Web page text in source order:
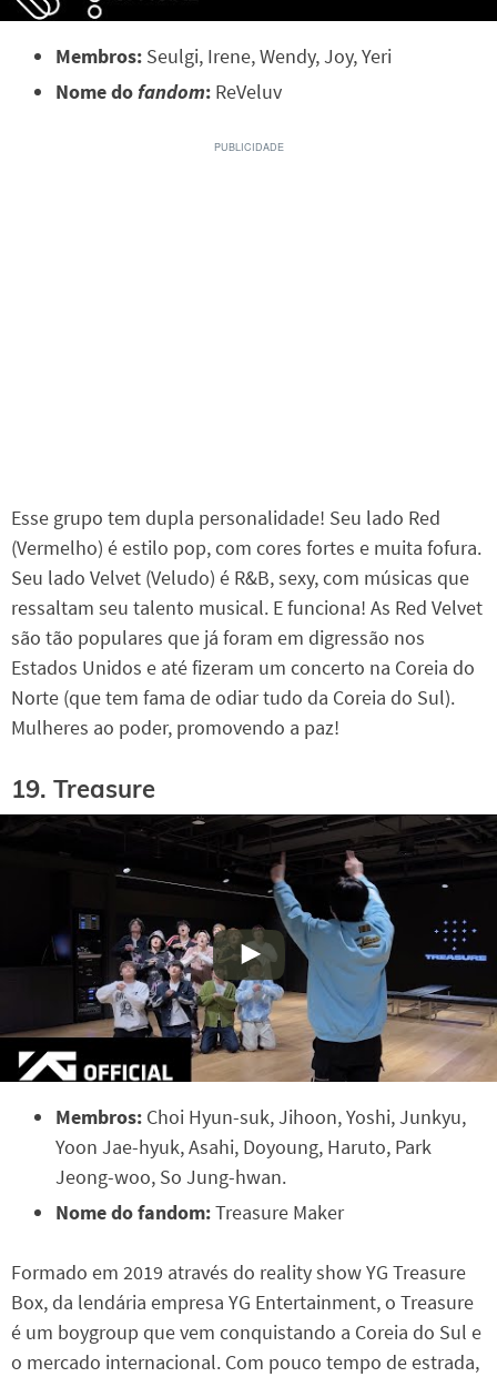
Membros: Seulgi, Irene, Wendy, Joy, Yeri
Nome dofandom: ReVeluv
Esse grupo tem dupla personalidade! Seu lado Red
(Vermelho) é estilo pop, com cores fortes e muita fofura.
Seu lado Velvet (Veludo) é R&B, sexy, com músicas que
ressaltam seu talento musical. E funciona! As Red Velvet
são tão populares que já foram em digressão nos
Estados Unidos e até fizeram um concerto na Coreia do
Norte (que tem fama de odiar tudo da Coreia do Sul).
Mulheres ao poder, promovendo a paz!
19. Treasure
Membros: Choi Hyun-suk, Jihoon, Yoshi, Junkyu,
Yoon Jae-hyuk, Asahi, Doyoung, Haruto, Park
Jeong-woo, So Jung-hwan.
Nome do fandom:Treasure Maker
Formado em 2019 através do reality show YG Treasure
Box, da lendária empresa YG Entertainment, o Treasure
é um boygroup que vem conquistando a Coreia do Sul e
o mercado internacional. Com pouco tempo de estrada,